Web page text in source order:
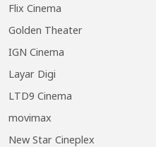
Flix Cinema
Golden Theater
IGN Cinema
Layar Digi
LTD9 Cinema
movimax
New Star Cineplex